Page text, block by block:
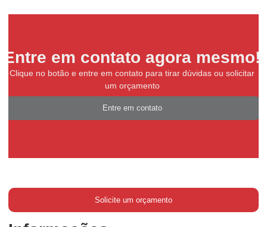
Entre em contato agora mesmo!
Clique no botão e entre em contato para tirar dúvidas ou solicitar
um orçamento
Entre em contato
Solicite um orçamento